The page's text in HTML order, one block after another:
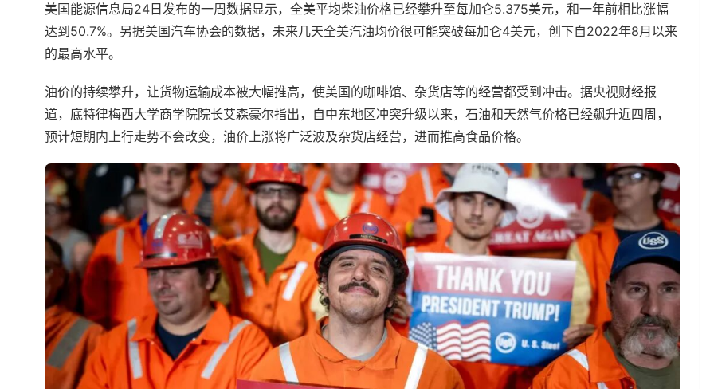
美国能源信息局24日发布的一周数据显示，全美平均柴油价格已经攀升至每加仑5.375美元，和一年前相比涨幅
达到50.7%。另据美国汽车协会的数据，未来几天全美汽油均价很可能突破每加仑4美元，创下自2022年8月以来
的最高水平。
油价的持续攀升，让货物运输成本被大幅推高，使美国的咖啡馆、杂货店等的经营都受到冲击。据央视财经报
道，底特律梅西大学商学院院长艾森豪尔指出，自中东地区冲突升级以来，石油和天然气价格已经飙升近四周，
预计短期内上行走势不会改变，油价上涨将广泛波及杂货店经营，进而推高食品价格。